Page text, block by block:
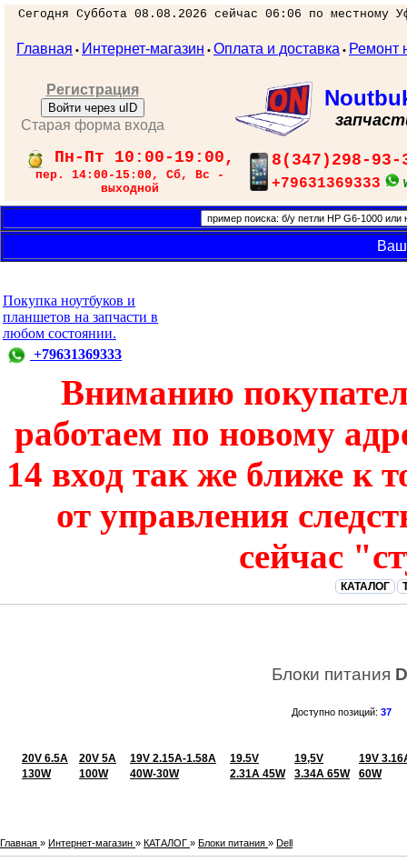
Сегодня Суббота 08.08.2026 сейчас 06:06 по местному
Главная • Интернет-магазин • Оплата и доставка • Ремонт
Регистрация
Войти через uID
Старая форма входа
Пн-Пт 10:00-19:00,
пер. 14:00-15:00, Сб, Вс -
выходной
8(347)298-93-
+79631369333
Покупка ноутбуков и
планшетов на запчасти в
любом состоянии.
+79631369333
Вниманию
работаем по новому
14 вход так же ближе к
от управления
сейчас
КАТАЛОГ
Блоки питания
Доступно позиций: 37
20V 6.5A
130W
20V 5A
100W
19V 2.15A-1.58A
40W-30W
19.5V
2.31A 45W
19,5V
3.34A 65W
19V
60W
Главная » Интернет-магазин » КАТАЛОГ » Блоки питания » Dell